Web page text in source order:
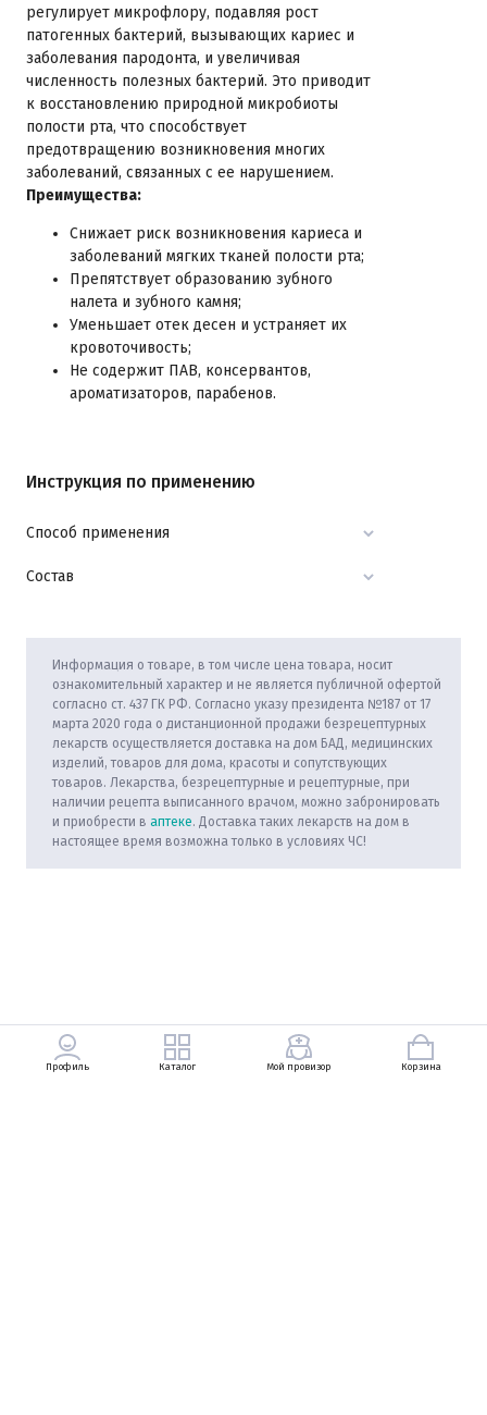
регулирует микрофлору, подавляя рост
патогенных бактерий, вызывающих кариес и
заболевания пародонта, и увеличивая
численность полезных бактерий. Это приводит
к восстановлению природной микробиоты
полости рта, что способствует
предотвращению возникновения многих
заболеваний, связанных с ее нарушением.
Преимущества:
Снижает риск возникновения кариеса и
заболеваний мягких тканей полости рта;
Препятствует образованию зубного
налета и зубного камня;
Уменьшает отек десен и устраняет их
кровоточивость;
Не содержит ПАВ, консервантов,
ароматизаторов, парабенов.
Инструкция по применению
Способ применения
Состав
Информация о товаре, в том числе цена товара, носит
ознакомительный характер и не является публичной офертой
согласно ст. 437 ГК РФ. Согласно указу президента №187 от 17
марта 2020 года о дистанционной продажи безрецептурных
лекарств осуществляется доставка на дом БАД, медицинских
изделий, товаров для дома, красоты и сопутствующих
товаров. Лекарства, безрецептурные и рецептурные, при
наличии рецепта выписанного врачом, можно забронировать
и приобрести в аптеке. Доставка таких лекарств на дом в
настоящее время возможна только в условиях ЧС!
Профиль Каталог Мой провизор Корзина